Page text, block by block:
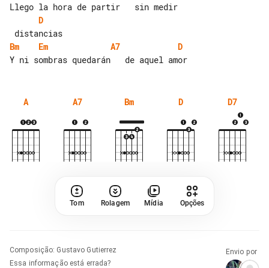
D
Bm
Em A7
D
A A7 Bm D D7
Tom Rolagem Mídia Opções
Composição: Gustavo Gutierrez
Essa informação está errada?
Envio por